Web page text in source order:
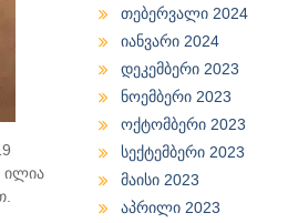
ილია
თებერვალი 2024
იანვარი 2024
დეკემბერი 2023
ნოემბერი 2023
ოქტომბერი 2023
სექტემბერი 2023
მაისი 2023
აპრილი 2023